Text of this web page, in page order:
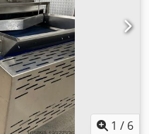
hoehe Bestaendigkeit
Wasser, Saeuren
sind einfach zu brauchen
Guarantie. HOBBY
1720 Elektrische Saege
301.111 MS 40
und Teig Art. 302.113
320.401 TIK55 Fleischklotz
Metzger Paket
1 / 6